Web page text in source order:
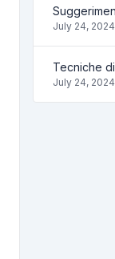
July 24, 2024
July 24, 2024